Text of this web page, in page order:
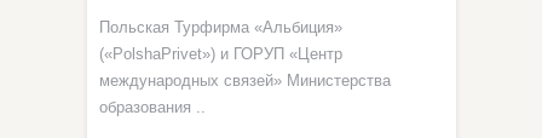
Польская Турфирма «Альбиция»
(«PolshaPrivet») и ГОРУП «Центр
международных связей» Министерства
образования ..